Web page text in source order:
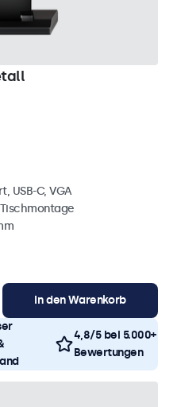
USB-C, VGA
In den Warenkorb
4,8/5 bei 5.000+
Bewertungen